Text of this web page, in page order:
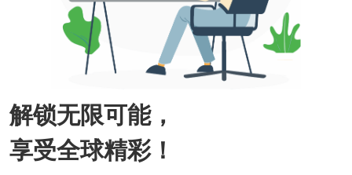
解锁无限可能，
享受全球精彩！